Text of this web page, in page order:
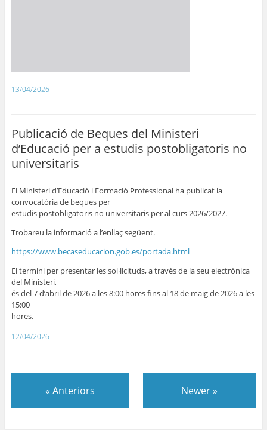
13/04/2026
Publicació de Beques del Ministeri
d’Educació per a estudis postobligatoris no
universitaris
El Ministeri d’Educació i Formació Professional ha publicat la
convocatòria de beques per
estudis postobligatoris no universitaris per al curs 2026/2027.
Trobareu la informació a l’enllaç següent.
https://www.becaseducacion.gob.es/portada.html
El termini per presentar les sol·licituds, a través de la seu electrònica
del Ministeri,
és del 7 d’abril de 2026 a les 8:00 hores fins al 18 de maig de 2026 a les
15:00
hores.
12/04/2026
« Anteriors Newer»